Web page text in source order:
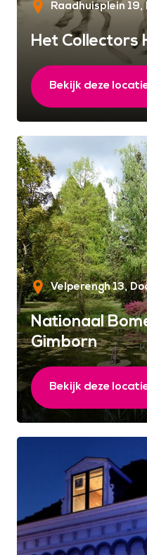
Raadhuisplein 19
Het Collectors
Bekijk deze
Velperengh 13
Nationaal
Gimborn
Bekijk deze